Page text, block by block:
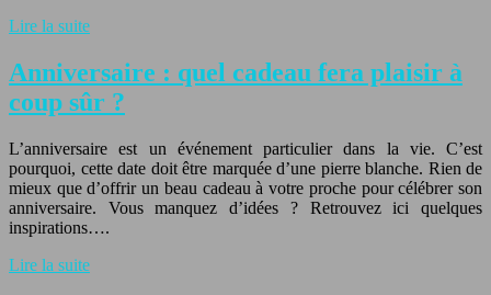
Lire la suite
Anniversaire : quel cadeau fera plaisir à
coup sûr ?
L’anniversaire est un événement particulier dans la vie. C’est
pourquoi, cette date doit être marquée d’une pierre blanche. Rien de
mieux que d’offrir un beau cadeau à votre proche pour célébrer son
anniversaire. Vous manquez d’idées ? Retrouvez ici quelques
inspirations….
Lire la suite